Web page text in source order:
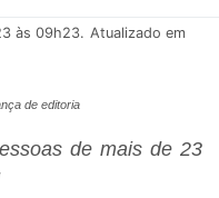
às 09h23. Atualizado em
de editoria
de mais de 23